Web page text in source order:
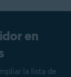
en
la lista de